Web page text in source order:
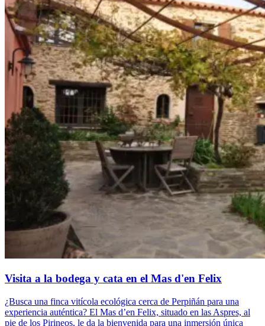
Visita a la bodega y cata en el Mas d'en Felix
¿Busca una finca vitícola ecológica cerca de Perpiñán para una
experiencia auténtica? El Mas d’en Felix, situado en las Aspres, al
pie de los Pirineos, le da la bienvenida para una inmersión única